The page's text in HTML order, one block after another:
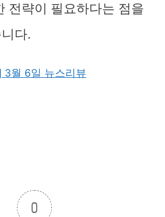
전략이 필요하다는 점을
다.
3월 6일 뉴스리뷰
0